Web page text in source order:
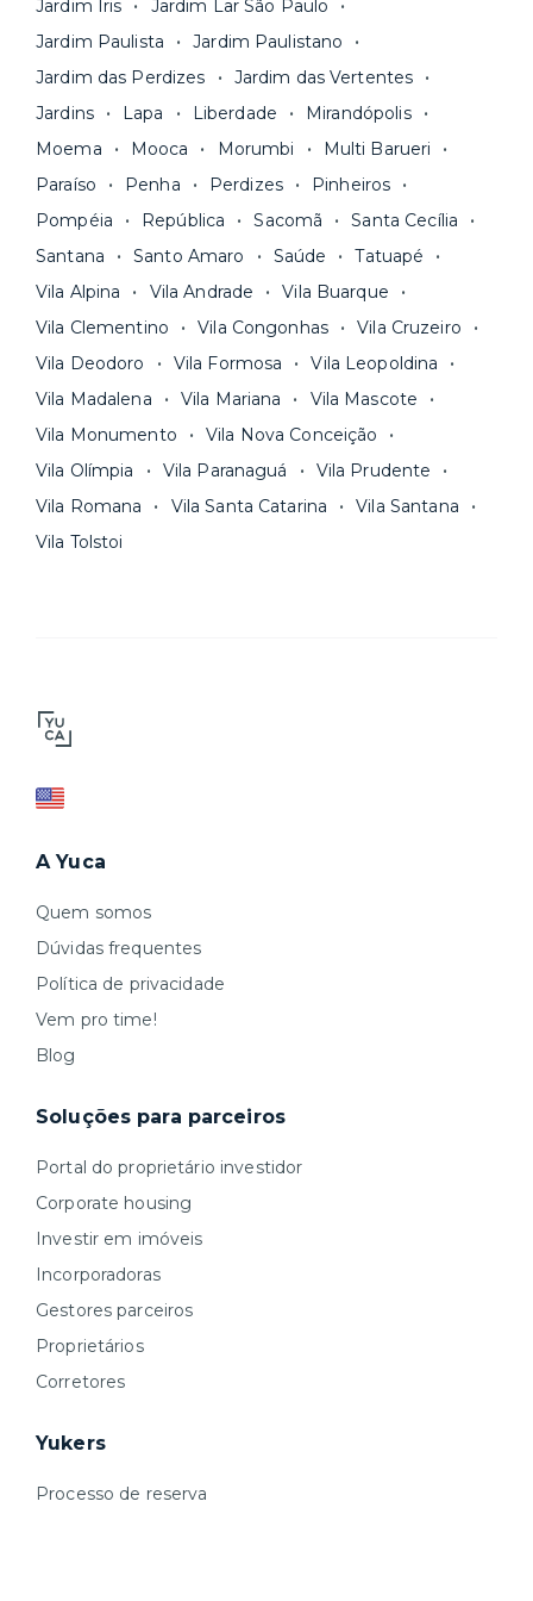
Seja uma mala ou um caminhão de mudança: é
só levar as suas coisas e começar a morar.
contrato na tela do seu computador ou celular.
Simples, seguro e sem burocracia!
Jardim Iris
Jardim Lar São Paulo
Jardim Paulista
Jardim Paulistano
Jardim das Perdizes
Jardim das Vertentes
Jardins
Lapa Liberdade
Mirandópolis
Moema
Mooca Morumbi
Multi Barueri
Paraíso
Penha Perdizes
Pinheiros
Pompéia
República Sacomã
Santa Cecília
Santana
Santo Amaro Saúde
Tatuapé
Vila Alpina
Vila Andrade
Vila Buarque
Vila Clementino
Vila Congonhas
Vila Cruzeiro
Vila Deodoro
Vila Formosa
Vila Leopoldina
Vila Madalena
Vila Mariana
Vila Mascote
Vila Monumento
Vila Nova Conceição
Vila Olímpia
Vila Paranaguá
Vila Prudente
Vila Romana
Vila Santa Catarina
Vila Santana
Vila Tolstoi
A Yuca
Quem somos
Dúvidas frequentes
Política de privacidade
Vem pro time!
Blog
Soluções para parceiros
Portal do proprietário investidor
Corporate housing
Investir em imóveis
Incorporadoras
Gestores parceiros
Proprietários
Corretores
Yukers
Processo de reserva